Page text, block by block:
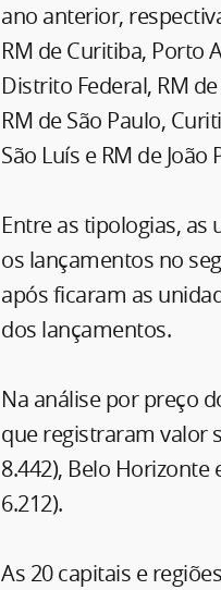
ano anterior,
RM de Curitiba, Porto
Distrito Federal, RM
RM de São Paulo,
São Luís e RM de João
Entre as tipologias,
os lançamentos no
após ficaram as
dos lançamentos.
Na análise por preço
que registraram valor
8.442), Belo Horizonte
6.212).
As 20 capitais e